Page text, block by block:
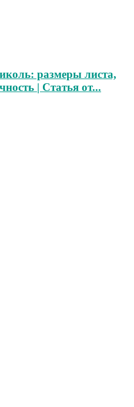
размеры листа,
| Статья от...